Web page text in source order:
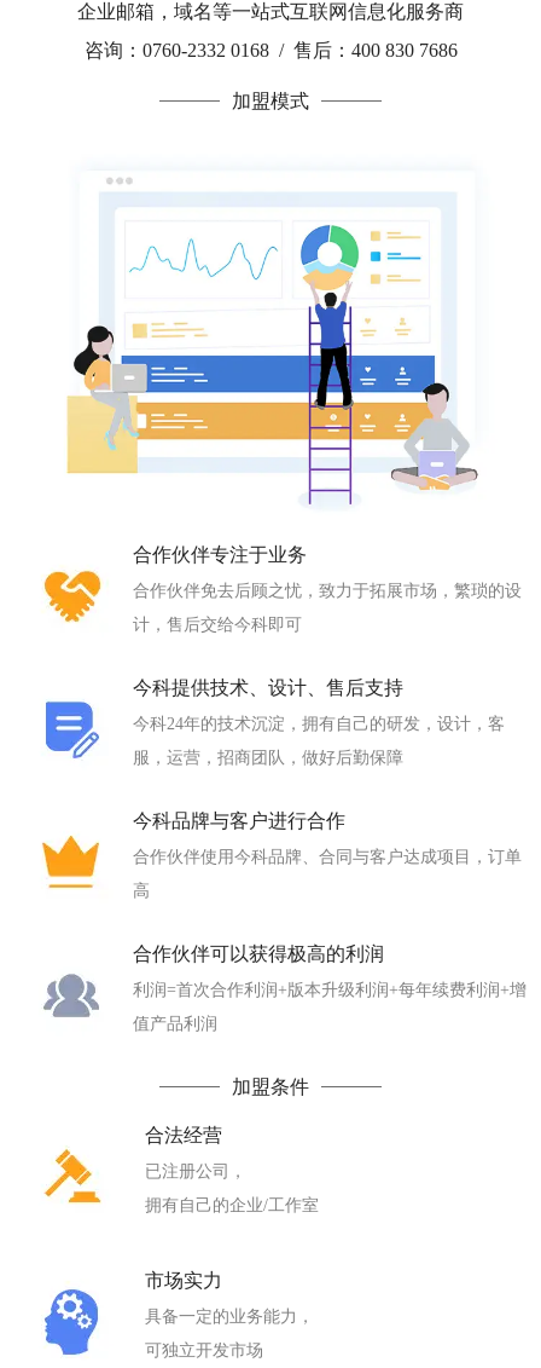
企业邮箱，域名等一站式互联网信息化服务商
咨询：0760-2332 0168 / 售后：400 830 7686
加盟模式
合作伙伴专注于业务
合作伙伴免去后顾之忧，致力于拓展市场，繁琐的设
计，售后交给今科即可
今科提供技术、设计、售后支持
今科24年的技术沉淀，拥有自己的研发，设计，客
服，运营，招商团队，做好后勤保障
今科品牌与客户进行合作
合作伙伴使用今科品牌、合同与客户达成项目，订单
高
合作伙伴可以获得极高的利润
利润=首次合作利润+版本升级利润+每年续费利润+增
值产品利润
加盟条件
合法经营
已注册公司，
拥有自己的企业/工作室
市场实力
具备一定的业务能力，
可独立开发市场